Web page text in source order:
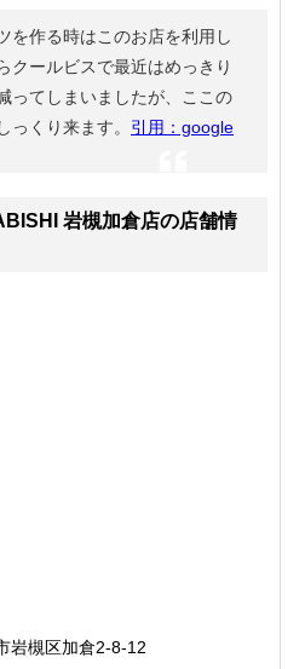
を作る時はこのお店を利用し
クールビスで最近はめっきり
ってしまいましたが、ここの
っくり来ます。 引用：google
岩槻加倉店の店舗情
岩槻区加倉2-8-12